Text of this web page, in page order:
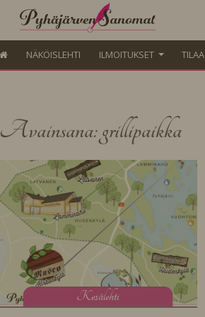
NÄKÖISLEHTI ILMOITUKSET
Avainsana: grillipaikka
Kesälehti